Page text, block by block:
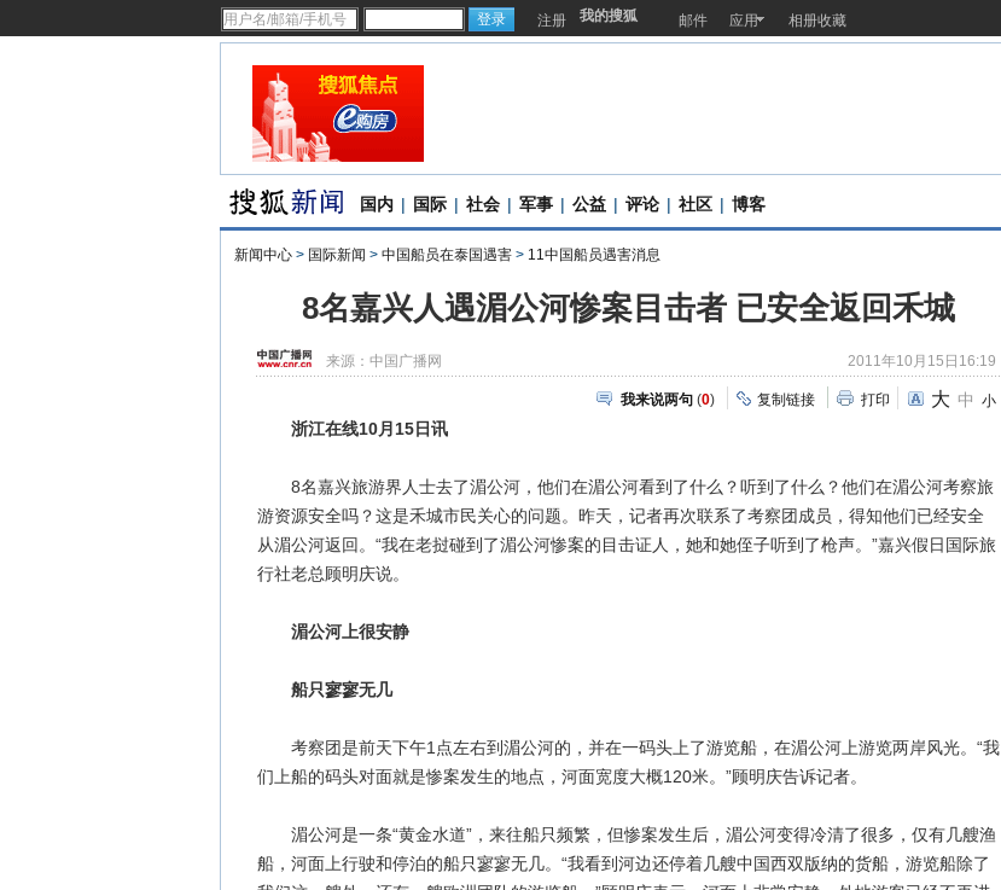
注册 我的搜狐 邮件 应用 相册收藏
国内 | 国际 | 社会 | 军事 | 公益 | 评论 | 社区 | 博客
新闻中心 > 国际新闻 > 中国船员在泰国遇害 > 11中国船员遇害消息
8名嘉兴人遇湄公河惨案目击者 已安全返回禾城
来源： 中国广播网 2011年10月15日16:19
我来说两句 (0) 复制链接 打印 大 中 小
浙江在线10月15日讯
8名嘉兴旅游界人士去了湄公河，他们在湄公河看到了什么？听到了什么？他们在湄公河考察旅
游资源安全吗？这是禾城市民关心的问题。昨天，记者再次联系了考察团成员，得知他们已经安全
从湄公河返回。“我在老挝碰到了湄公河惨案的目击证人，她和她侄子听到了枪声。”嘉兴假日国际旅
行社老总顾明庆说。
湄公河上很安静
船只寥寥无几
考察团是前天下午1点左右到湄公河的，并在一码头上了游览船，在湄公河上游览两岸风光。“我
们上船的码头对面就是惨案发生的地点，河面宽度大概120米。”顾明庆告诉记者。
湄公河是一条“黄金水道”，来往船只频繁，但惨案发生后，湄公河变得冷清了很多，仅有几艘渔
船，河面上行驶和停泊的船只寥寥无几。“我看到河边还停着几艘中国西双版纳的货船，游览船除了